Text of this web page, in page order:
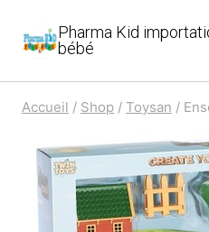
Pharma Kid
bébé
Accueil / Shop / Toysan /